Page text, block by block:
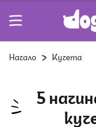
Начало Кучета
5 начина да раздвижите